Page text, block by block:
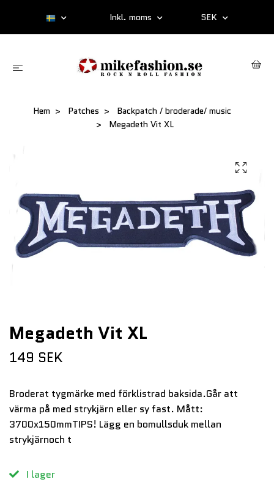
Inkl. moms SEK
Hem Patches
Backpatch / broderade/ music
Megadeth Vit XL
Megadeth Vit XL
149 SEK
Broderat tygmärke med förklistrad baksida.Går att
värma på med strykjärn eller sy fast. Mått:
3700x150mmTIPS! Lägg en bomullsduk mellan
strykjärnoch t
I lager